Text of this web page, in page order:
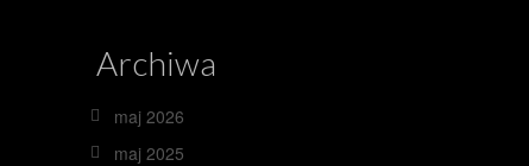
Archiwa
maj 2026
maj 2025